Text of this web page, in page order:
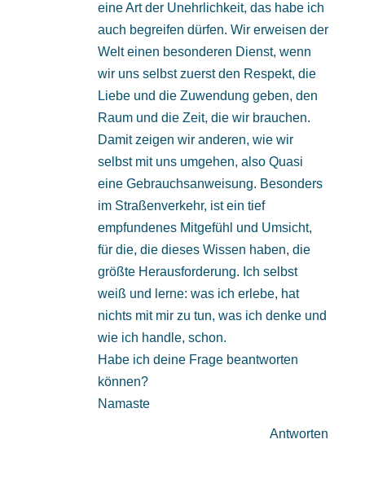
eine Art der Unehrlichkeit, das habe ich
auch begreifen dürfen. Wir erweisen der
Welt einen besonderen Dienst, wenn
wir uns selbst zuerst den Respekt, die
Liebe und die Zuwendung geben, den
Raum und die Zeit, die wir brauchen.
Damit zeigen wir anderen, wie wir
selbst mit uns umgehen, also Quasi
eine Gebrauchsanweisung. Besonders
im Straßenverkehr, ist ein tief
empfundenes Mitgefühl und Umsicht,
für die, die dieses Wissen haben, die
größte Herausforderung. Ich selbst
weiß und lerne: was ich erlebe, hat
nichts mit mir zu tun, was ich denke und
wie ich handle, schon.
Habe ich deine Frage beantworten
können?
Namaste
Antworten